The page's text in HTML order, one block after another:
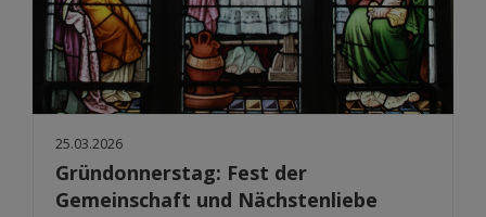
25.03.2026
Gründonnerstag: Fest der
Gemeinschaft und Nächstenliebe